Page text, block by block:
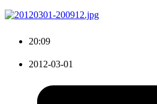
20:09
2012-03-01